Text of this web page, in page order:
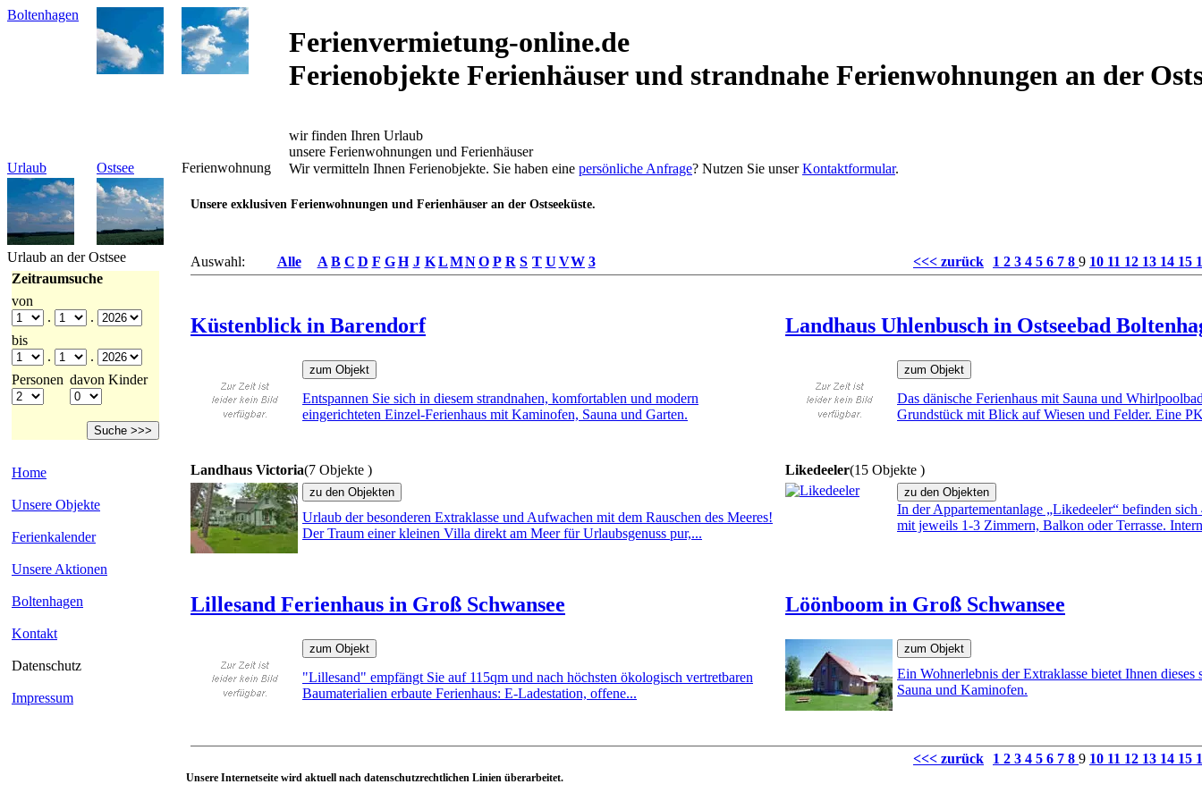
Boltenhagen
Ferienvermietung-online.de
Ferienobjekte Ferienhäuser und strandnahe Ferienwohnungen an der
wir finden Ihren Urlaub
unsere Ferienwohnungen und Ferienhäuser
Urlaub
Ostsee Ferienwohnung Wir vermitteln Ihnen Ferienobjekte. Sie haben eine persönliche Anfrage? Nutzen Sie unserKontaktformular.
Unsere exklusiven Ferienwohnungen und Ferienhäuser an der Ostseeküste.
Auswahl: Alle A B C D F G H J K LMN O P R S T U VW 3 <<< zurück 1 2 3 4 5 6 7 8 9 10 11 12 13 14 15
Küstenblick in Barendorf
Entspannen Sie sich in diesem strandnahen, komfortablen und modern
eingerichteten Einzel-Ferienhaus mit Kaminofen, Sauna und Garten.
Landhaus Uhlenbusch in Ostseebad
Das dänische Ferienhaus mit Sauna und
Grundstück mit Blick auf Wiesen und Felder. Eine
Landhaus Victoria(7 Objekte )
Urlaub der besonderen Extraklasse und Aufwachen mit dem Rauschen des Meeres!
Der Traum einer kleinen Villa direkt am Meer für Urlaubsgenuss pur,...
Likedeeler(15 Objekte )
In der Appartementanlage „Likedeeler“ befinden
mit jeweils 1-3 Zimmern, Balkon oder Terrasse.
Lillesand Ferienhaus in Groß Schwansee
"Lillesand" empfängt Sie auf 115qm und nach höchsten ökologisch vertretbaren
Baumaterialien erbaute Ferienhaus: E-Ladestation, offene...
Löönboom in Groß Schwansee
Ein Wohnerlebnis der Extraklasse bietet Ihnen
Sauna und Kaminofen.
<<< zurück 1 2 3 4 5 6 7 8 9 10 11 12 13 14 15
Unsere Internetseite wird aktuell nach datenschutzrechtlichen Linien überarbeitet.
Urlaub an der Ostsee
Zeitraumsuche
von
.
.
bis
.
.
Personen davon Kinder
Home
Unsere Objekte
Ferienkalender
Unsere Aktionen
Boltenhagen
Kontakt
Datenschutz
Impressum